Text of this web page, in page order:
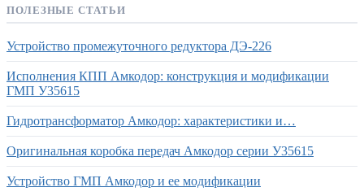
ПОЛЕЗНЫЕ СТАТЬИ
Устройство промежуточного редуктора ДЭ-226
Исполнения КПП Амкодор: конструкция и модификации
ГМП У35615
Гидротрансформатор Амкодор: характеристики и…
Оригинальная коробка передач Амкодор серии У35615
Устройство ГМП Амкодор и ее модификации